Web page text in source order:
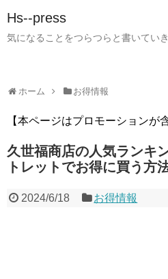
Hs--press
気になることをつらつらと書いてい
ホーム お得情報
【本ページはプロモーションが
久世福商店の人気ランキ
トレットでお得に買う方
2024/6/18 お得情報